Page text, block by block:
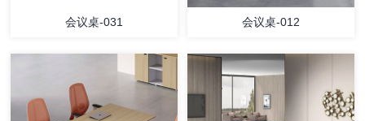
会议桌-031 会议桌-012